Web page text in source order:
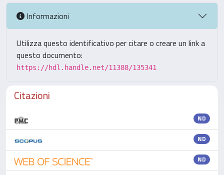
Informazioni
Utilizza questo identificativo per citare o creare un link a
questo documento:
https://hdl.handle.net/11388/135341
Citazioni
ND
ND
ND